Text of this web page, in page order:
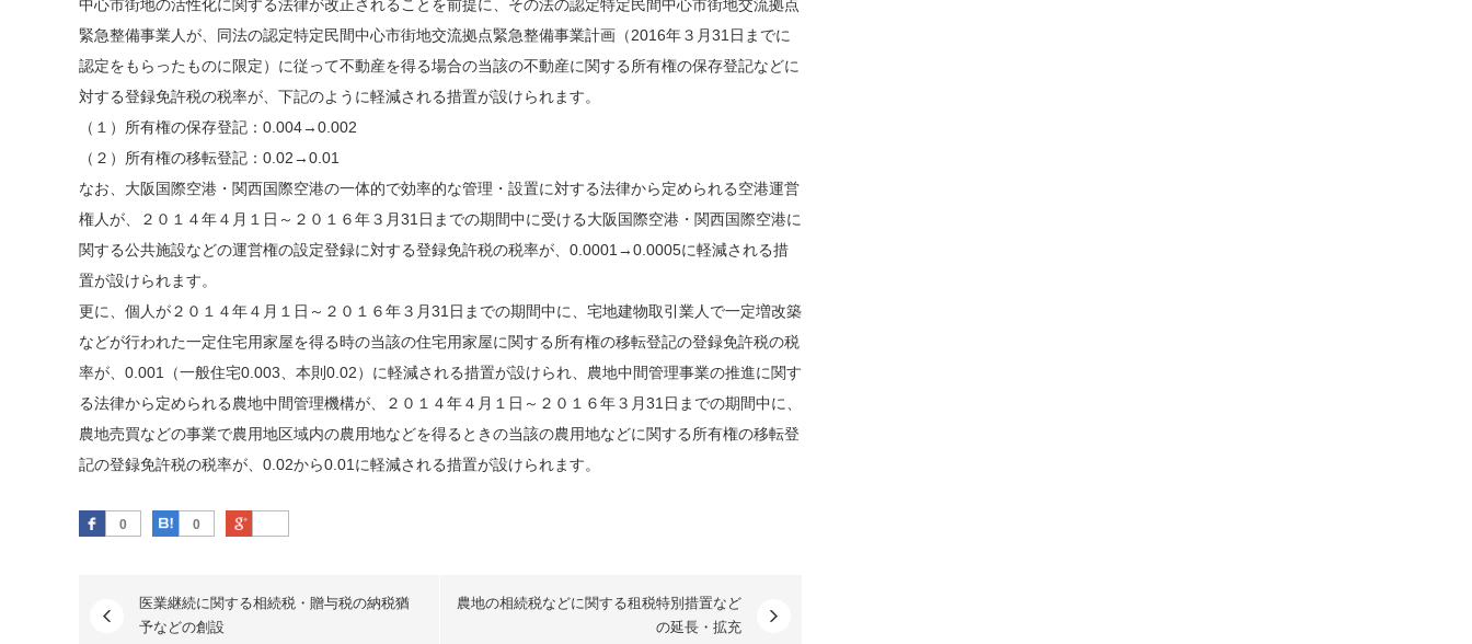
中心市街地の活性化に関する法律が改正されることを前提に、その法の認定特定民間中心市街地交流拠点
緊急整備事業人が、同法の認定特定民間中心市街地交流拠点緊急整備事業計画（2016年３月31日までに
認定をもらったものに限定）に従って不動産を得る場合の当該の不動産に関する所有権の保存登記などに
対する登録免許税の税率が、下記のように軽減される措置が設けられます。
（１）所有権の保存登記：0.004→0.002
（２）所有権の移転登記：0.02→0.01
なお、大阪国際空港・関西国際空港の一体的で効率的な管理・設置に対する法律から定められる空港運営
権人が、２０１４年４月１日～２０１６年３月31日までの期間中に受ける大阪国際空港・関西国際空港に
関する公共施設などの運営権の設定登録に対する登録免許税の税率が、0.0001→0.0005に軽減される措
置が設けられます。
更に、個人が２０１４年４月１日～２０１６年３月31日までの期間中に、宅地建物取引業人で一定増改築
などが行われた一定住宅用家屋を得る時の当該の住宅用家屋に関する所有権の移転登記の登録免許税の税
率が、0.001（一般住宅0.003、本則0.02）に軽減される措置が設けられ、農地中間管理事業の推進に関す
る法律から定められる農地中間管理機構が、２０１４年４月１日～２０１６年３月31日までの期間中に、
農地売買などの事業で農用地区域内の農用地などを得るときの当該の農用地などに関する所有権の移転登
記の登録免許税の税率が、0.02から0.01に軽減される措置が設けられます。
0
Facebook 0
はてなブックマーク
医業継続に関する相続税・贈与税の納税猶
予などの創設
農地の相続税などに関する租税特別措置など
の延長・拡充